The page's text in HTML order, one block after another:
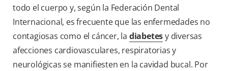
todo el cuerpo y, según la Federación Dental
Internacional, es frecuente que las enfermedades no
contagiosas como el cáncer, la diabetesy diversas
afecciones cardiovasculares, respiratorias y
neurológicas se manifiesten en la cavidad bucal. Por